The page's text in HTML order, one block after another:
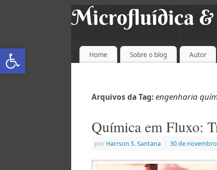
Abrir a barra de ferramentas
Home Sobre o blog Autor
Arquivos da Tag:engenharia
Química em Fluxo:
por Harrson S. Santana | 30 de